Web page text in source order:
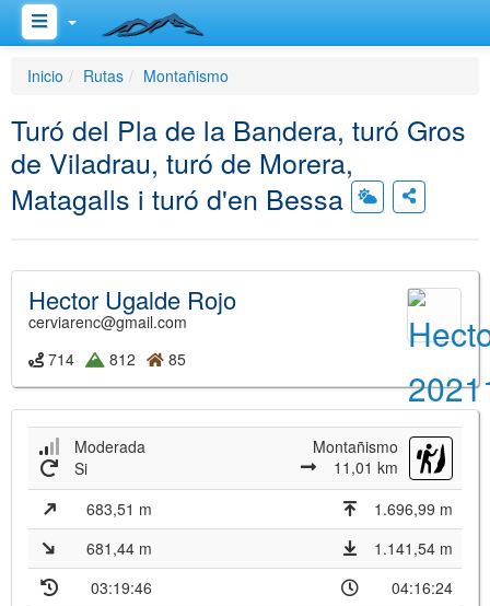
Inicio Rutas Montañismo
Turó del Pla de la Bandera, turó Gros
de Viladrau, turó de Morera,
Matagalls i turó d'en Bessa
Hector Ugalde Rojo
cerviarenc@gmail.com
714
812 85
Moderada
Montañismo
11,01 km
Si
683,51 m
1.696,99 m
681,44 m
1.141,54 m
03:19:46
04:16:24